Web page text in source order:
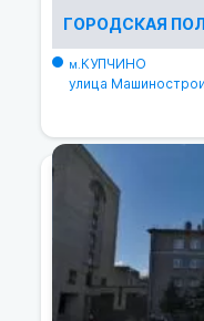
ГОРОДСКАЯ
м.КУПЧИНО
улица